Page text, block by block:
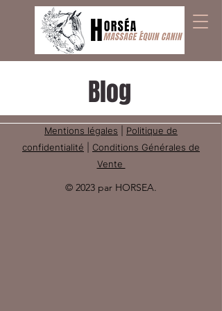
Blog
Mentions légales
Politique de
confidentialité
Conditions Générales de
Vente
© 2023 par HORSEA.